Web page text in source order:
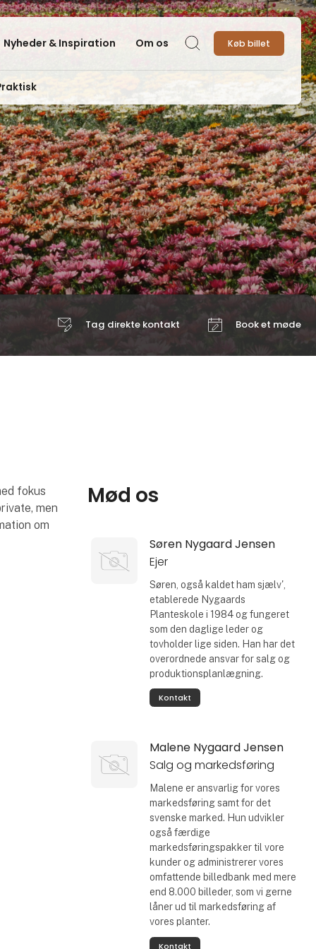
Nyheder & Inspiration Om os Søg Køb billet
Tag direkte kontakt Book et møde
fokus
men
om
Mød os
Søren Nygaard Jensen
Ejer
Søren, også kaldet ham sjælv',
etablerede Nygaards
Planteskole i 1984 og fungeret
som den daglige leder og
tovholder lige siden. Han har det
overordnede ansvar for salg og
produktionsplanlægning.
Kontakt
Malene Nygaard Jensen
Salg og markedsføring
Malene er ansvarlig for vores
markedsføring samt for det
svenske marked. Hun udvikler
også færdige
markedsføringspakker til vore
kunder og administrerer vores
omfattende billedbank med mere
end 8.000 billeder, som vi gerne
låner ud til markedsføring af
vores planter.
Kontakt